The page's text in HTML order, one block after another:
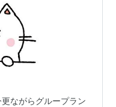
ながらグループラン